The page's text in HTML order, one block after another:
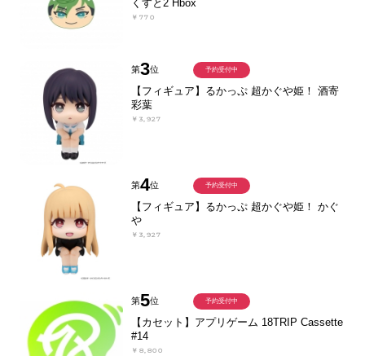
くすと2 Hbox
￥770
第3位
【フィギュア】るかっぷ 超かぐや姫！ 酒寄
彩葉
￥3,927
予約受付中
第4位
【フィギュア】るかっぷ 超かぐや姫！ かぐ
や
￥3,927
予約受付中
第5位
【カセット】アプリゲーム 18TRIP Cassette
#14
￥8,800
予約受付中